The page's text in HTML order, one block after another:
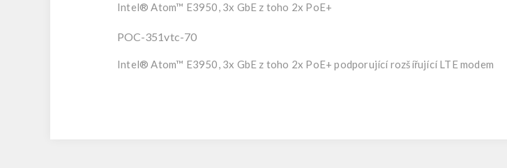
Intel® Atom™ E3950, 3x GbE z toho 2x PoE+
POC-351vtc-70
Intel® Atom™ E3950, 3x GbE z toho 2x PoE+ podporující rozšířující LTE modem